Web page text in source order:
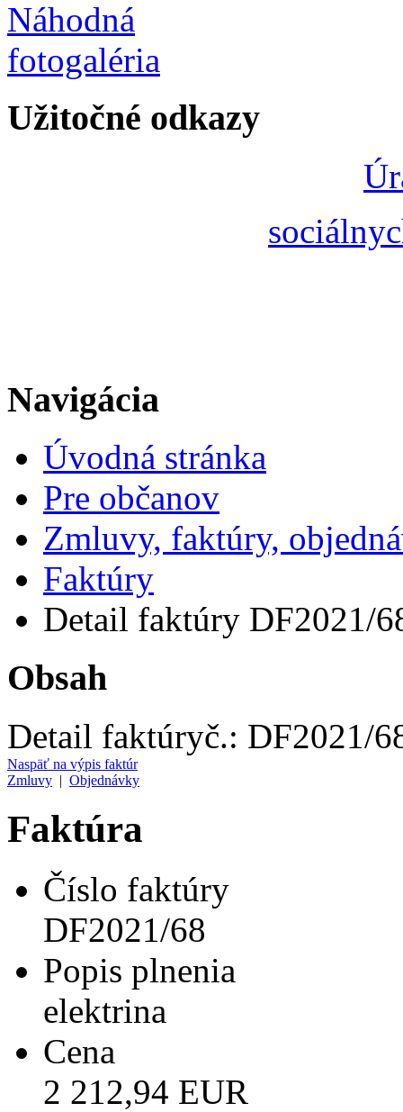
Užitočné odkazy
Navigácia
Úvodná stránka
Pre občanov
Zmluvy, faktúry,
Faktúry
Detail faktúry DF2021/
Obsah
Detail faktúryč.: DF2021/
Naspäť na výpis faktúr
Zmluvy | Objednávky
Faktúra
Číslo faktúry
DF2021/68
Popis plnenia
elektrina
Cena
2 212,94 EUR